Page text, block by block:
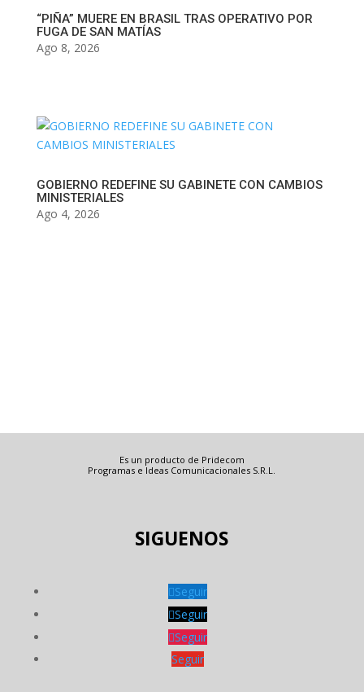
“PIÑA” MUERE EN BRASIL TRAS OPERATIVO POR
FUGA DE SAN MATÍAS
Ago 8, 2026
GOBIERNO REDEFINE SU GABINETE CON CAMBIOS
MINISTERIALES
Ago 4, 2026
Es un producto de Pridecom
Programas e Ideas Comunicacionales S.R.L.
SIGUENOS
Seguir
Seguir
Seguir
Seguir